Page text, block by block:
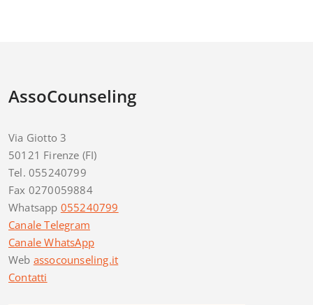
AssoCounseling
Via Giotto 3
50121 Firenze (FI)
Tel. 055240799
Fax 0270059884
Whatsapp 055240799
Canale Telegram
Canale WhatsApp
Web assocounseling.it
Contatti